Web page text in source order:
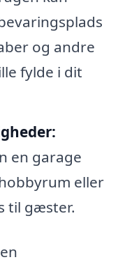
og andre
fylde i dit
en garage
eller
til gæster.